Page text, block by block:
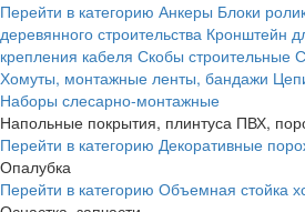
Перейти в категорию Анкеры Блоки
деревянного строительства Кронштейн
крепления кабеля Скобы строительные
Хомуты, монтажные ленты, бандажи
Наборы слесарно-монтажные
Напольные покрытия, плинтуса ПВХ,
Перейти в категорию Декоративные
Опалубка
Перейти в категорию Объемная стойка